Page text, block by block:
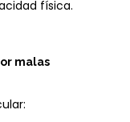
física.
malas